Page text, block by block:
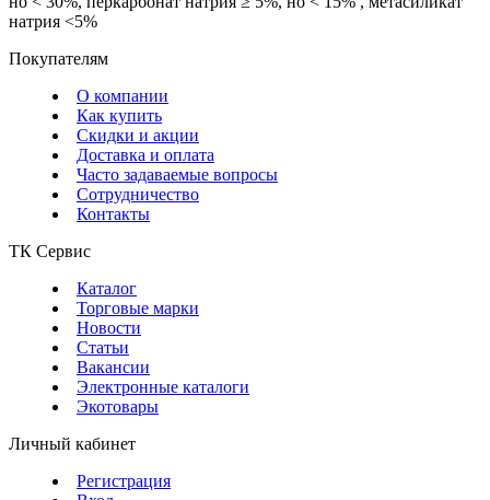
натрия ˂5%
Покупателям
О компании
Как купить
Скидки и акции
Доставка и оплата
Часто задаваемые вопросы
Сотрудничество
Контакты
ТК Сервис
Каталог
Торговые марки
Новости
Статьи
Вакансии
Электронные каталоги
Экотовары
Личный кабинет
Регистрация